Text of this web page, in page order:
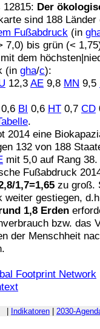
12815: Der
sind 188
Fußabdruck (in
7,0) bis grün (<
dem
(in gha/c):
12,3 AE 9,8 MN 9,5
0,6 BI 0,6 HT 0,7 CD
.
2014 eine
132 von 188
mit 5,0 auf Rang
Fußabdruck
1,7=1,65 zu groß.
weiter gestiegen,
1,8 Erden
bzw. das
der Menschheit
Footprint Network
Indikatoren 2030-